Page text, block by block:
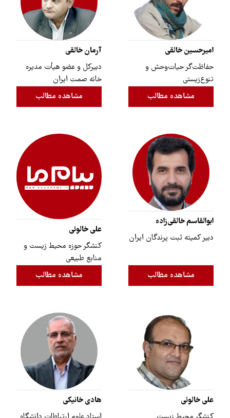
امیرحسین خالقی
حفاظت‌گر حیات‌وحش و
تنوع‌زیستی
مشاهده مطالب
آرمان خالقی
دبیرکل و عضو هیأت مدیره
خانه صمت ایران
مشاهده مطالب
ابوالقاسم خالقی‌زاده
دبیر کمیته ثبت پرندگان ایران
مشاهده مطالب
علی خالوئی
کنشگر حوزه‌ محیط زیست و
منابع طبیعی
مشاهده مطالب
علی خالوئی
هادی خانیکی